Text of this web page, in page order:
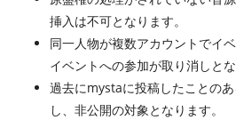
挿入は不可となります。
同一人物が複数アカウントでイ
イベントへの参加が取り消しとな
過去にmystaに投稿したことの
し、非公開の対象となります。